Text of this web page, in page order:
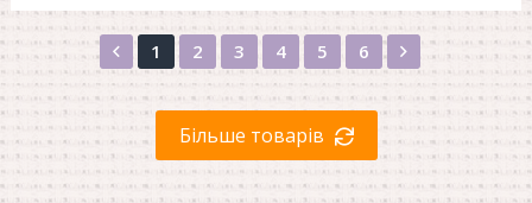
Назад
1 2 3 4 5 6 Вперед
Більше товарів